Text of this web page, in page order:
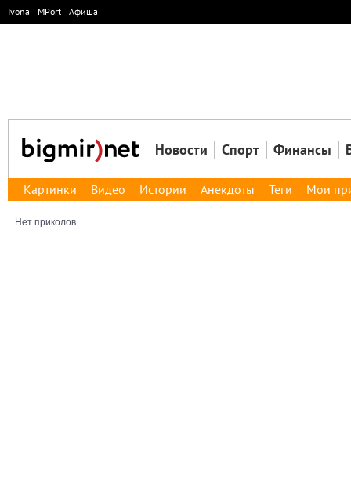
Ivona MPort Афиша
Новости Спорт Финансы
Картинки Видео Истории Анекдоты Теги Мои
Нет приколов